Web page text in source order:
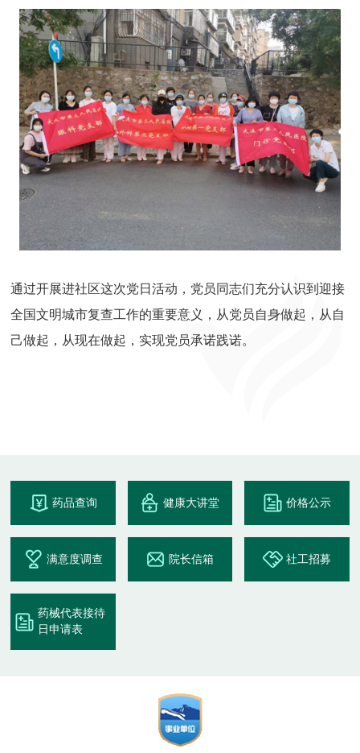
通过开展进社区这次党日活动，党员同志们充分认识到迎接
全国文明城市复查工作的重要意义，从党员自身做起，从自
己做起，从现在做起，实现党员承诺践诺。
药品查询 健康大讲堂 价格公示
满意度调查 院长信箱 社工招募
药械代表接待
日申请表